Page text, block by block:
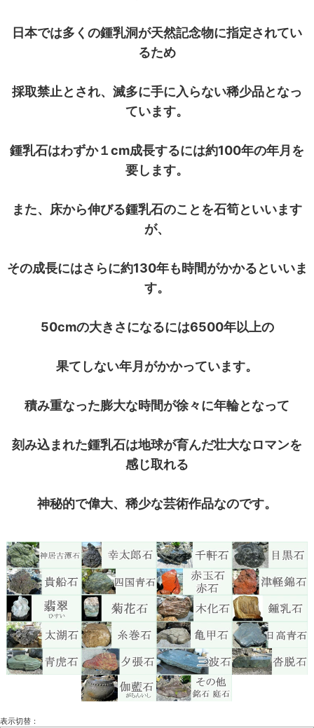
日本では多くの鍾乳洞が天然記念物に指定されてい
るため
採取禁止とされ、滅多に手に入らない稀少品となっ
ています。
鍾乳石はわずか１cm成長するには約100年の年月を
要します。
また、床から伸びる鍾乳石のことを石筍といいます
が、
その成長にはさらに約130年も時間がかかるといいま
す。
50cmの大きさになるには6500年以上の
果てしない年月がかかっています。
積み重なった膨大な時間が徐々に年輪となって
刻み込まれた鍾乳石は地球が育んだ壮大なロマンを
感じ取れる
神秘的で偉大、稀少な芸術作品なのです。
表示切替：